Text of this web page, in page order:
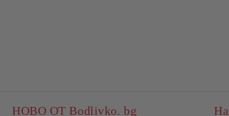
НОВО ОТ Bodlivko. bg